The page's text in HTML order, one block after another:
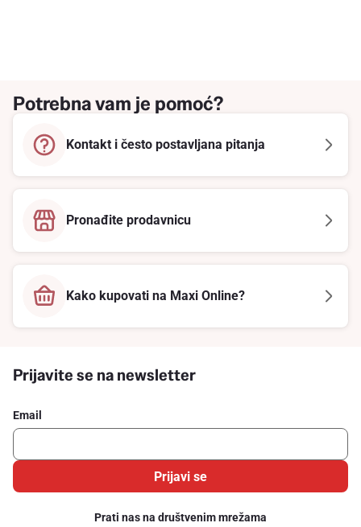
Potrebna vam je pomoć?
Kontakt i često postavljana pitanja
Pronađite prodavnicu
Kako kupovati na Maxi Online?
Prijavite se na newsletter
Email
Prijavi se
Prati nas na društvenim mrežama